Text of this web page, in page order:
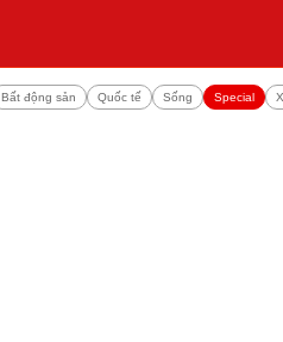
Bất động sản Quốc tế Sống Special